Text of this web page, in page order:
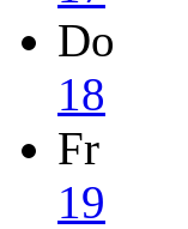
Do
18
Fr
19